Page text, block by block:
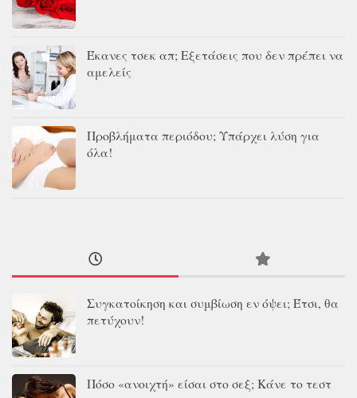
Έκανες τσεκ απ; Εξετάσεις που δεν πρέπει να
αμελείς
Προβλήματα περιόδου; Υπάρχει λύση για
όλα!
Συγκατοίκηση και συμβίωση εν όψει; Έτσι, θα
πετύχουν!
Πόσο «ανοιχτή» είσαι στο σεξ; Κάνε το τεστ